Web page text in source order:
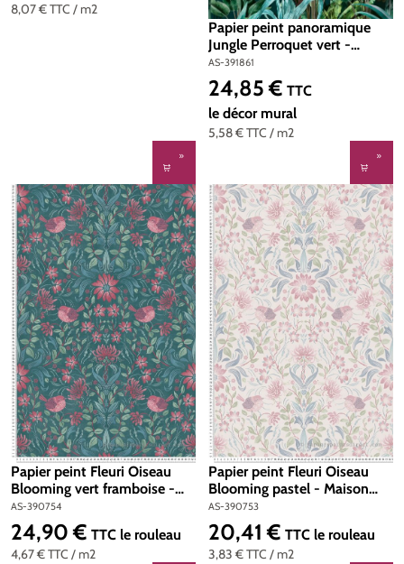
8,07 €TTC / m2
Papier peint panoramique
Jungle Perroquet vert -
Metropolitan Travel Stories
d'A.S. Création | Réf. AS-
391861
AS-391861
5,58 €TTC / m2
Prix régulier :
24,85 € TTC
le décor mural
Papier peint Fleuri Oiseau
Blooming vert framboise -
Maison Charme d'A.S.
Création | Réf. AS-390754
AS-390754
4,67 €TTC / m2
Prix régulier :
24,90 € TTC le rouleau
Papier peint Fleuri Oiseau
Blooming pastel - Maison
Charme d'A.S. Création | Réf.
AS-390753
AS-390753
3,83 €TTC / m2
Prix régulier :
20,41 € TTC le rouleau